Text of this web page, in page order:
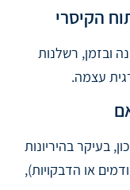
הקיסרי
ובזמן, רשלנות
עצמה.
בעיקר בהיריונות
או הדבקויות),